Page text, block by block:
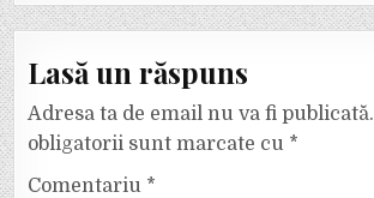
Lasă un răspuns
Adresa ta de email nu va fi publicată.
obligatorii sunt marcate cu *
Comentariu *